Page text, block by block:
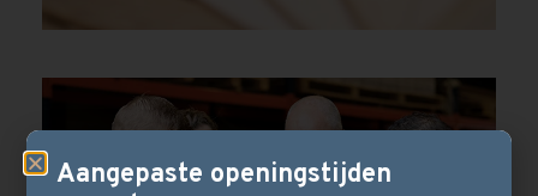
Aangepaste openingstijden